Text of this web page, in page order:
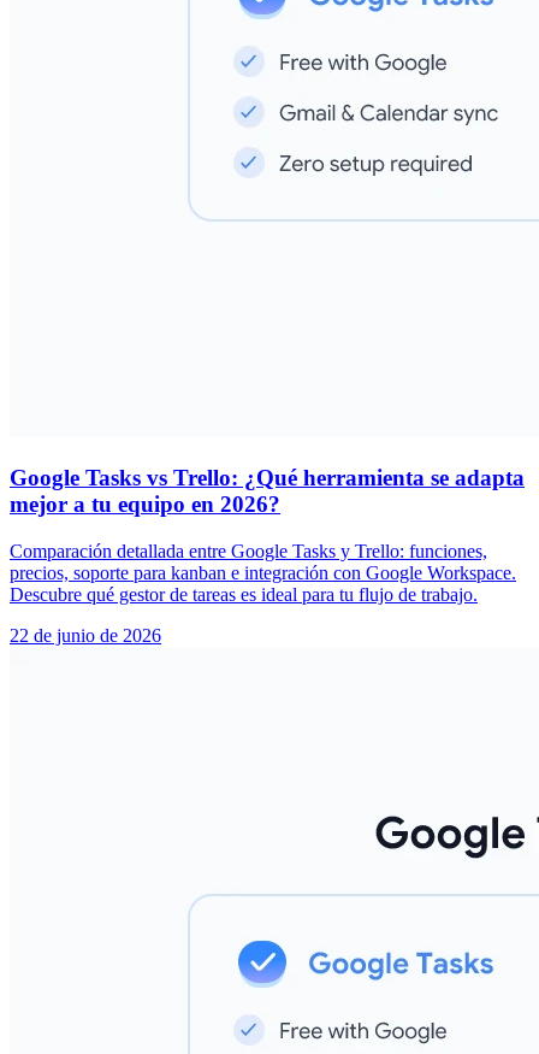
Google Tasks vs Trello: ¿Qué herramienta se adapta
mejor a tu equipo en 2026?
Comparación detallada entre Google Tasks y Trello: funciones,
precios, soporte para kanban e integración con Google Workspace.
Descubre qué gestor de tareas es ideal para tu flujo de trabajo.
22 de junio de 2026